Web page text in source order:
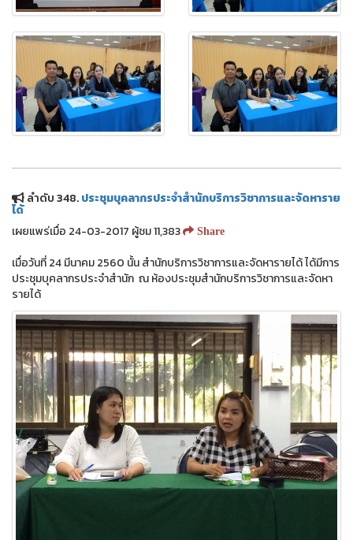
ลำดับ 348.ประชุมบุคลากรประจำสำนักบริการวิชาการและจัดหาราย
ได้
เผยแพร่เมื่อ 24-03-2017 ผู้ชม 11,383
Share
เมื่อวันที่ 24 มีนาคม 2560 นั้น สำนักบริการวิชาการและจัดหารายได้ ได้มีการ
ประชุมบุคลากรประจำสำนัก ณ ห้องประชุมสำนักบริการวิชาการและจัดหา
รายได้